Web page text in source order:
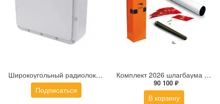
Широкоугольный радиолокационный датчик (радар) обнаружения цели на большой площади DIVITEC DT-PR500-W
Подписаться
Комплект 2026 шлагбаума G3750SX Classico: 001G3750_SX - 1 шт.; 001G0402 - 1 шт.; 001G0461 - 1 шт.; 001G04060 - 1 шт.
90 100 ₽
В корзину